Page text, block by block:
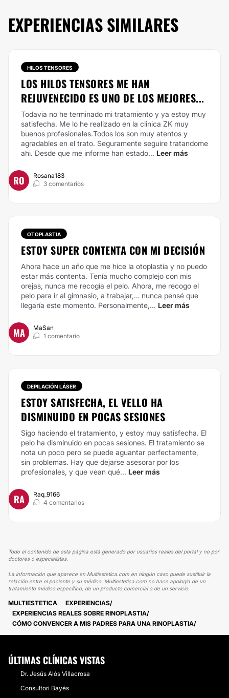
EXPERIENCIAS SIMILARES
HILOS TENSORES
LOS HILOS TENSORES ME HAN
REJUVENECIDO ES UNO DE LOS MEJORES...
Todavia no he terminado mi tratamiento y ya estoy muy
satisfecha. Me lo he realizado en la clinica ZK muy
buenos profesionales.Todos los son muy atentos y
agradables en el trato. Seguramente seguire tratandome
ahi. Desde que me informe han estado... Leer más
RO
Rosana183
3 comentarios
OTOPLASTIA
ESTOY SUPER CONTENTA CON MI DECISIÓN
Ahora hace un año que me hice la otoplastia y no puedo
estar más contenta. Tenía mucho complejo con mis
orejas, nunca me recogía el pelo. Ahora, me recogo el
pelo para ir al gimnasio, a trabajar,… nunca pensé que
llegaría este momento. Personalmente,... Leer más
MA
MaSan
1 comentario
DEPILACIÓN LÁSER
ESTOY SATISFECHA, EL VELLO HA
DISMINUIDO EN POCAS SESIONES
Sigo haciendo el tratamiento, y estoy muy satisfecha. El
pelo ha disminuido en pocas sesiones. El tratamiento se
nota un poco pero se puede aguantar perfectamente,
sin problemas. Hay que dejarse asesorar por los
profesionales, y que vean qué... Leer más
RA
Raq_9166
4 comentarios
Todo el contenido de esta página está generado por usuarios reales del portal y no por
doctores o especialistas.
La información que aparece en Multiestetica.com en ningún caso puede sustituir la
relación entre el paciente y su médico. Multiestetica.com no hace apología de un
tratamiento médico específico, de un producto comercial o de un servicio.
MULTIESTETICA
EXPERIENCIAS
EXPERIENCIAS REALES SOBRE RINOPLASTIA
CÓMO CONVENCER A MIS PADRES PARA UNA RINOPLASTIA
ÚLTIMAS CLÍNICAS VISTAS
Dr. Jesús Alós Villacrosa
Consultori Bayés